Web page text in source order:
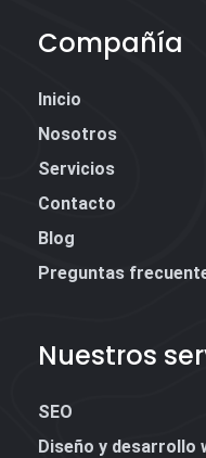
Compañía
Inicio
Nosotros
Servicios
Contacto
Blog
Preguntas
Nuestros
SEO
Diseño y desarrollo